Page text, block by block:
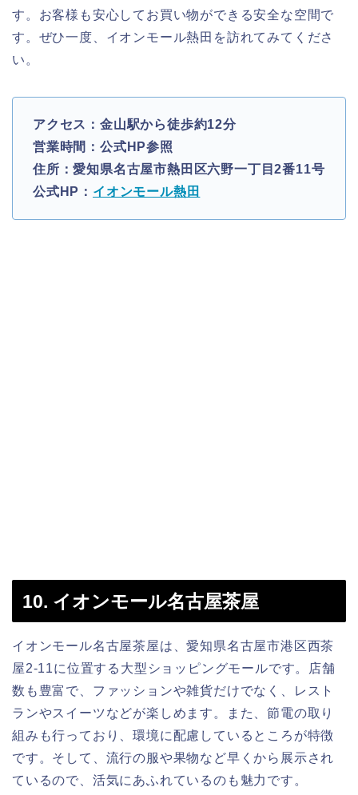
す。お客様も安心してお買い物ができる安全な空間で
す。ぜひ一度、イオンモール熱田を訪れてみてくださ
い。
アクセス：金山駅から徒歩約12分
営業時間：公式HP参照
住所：愛知県名古屋市熱田区六野一丁目2番11号
公式HP： イオンモール熱田
10. イオンモール名古屋茶屋
イオンモール名古屋茶屋は、愛知県名古屋市港区西茶
屋2-11に位置する大型ショッピングモールです。店舗
数も豊富で、ファッションや雑貨だけでなく、レスト
ランやスイーツなどが楽しめます。また、節電の取り
組みも行っており、環境に配慮しているところが特徴
です。そして、流行の服や果物など早くから展示され
ているので、活気にあふれているのも魅力です。